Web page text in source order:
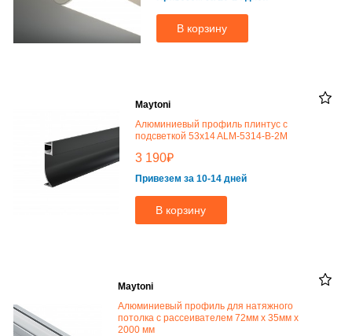
В корзину
Maytoni
Алюминиевый профиль плинтус с
подсветкой 53x14 ALM-5314-B-2M
3 190₽
Привезем за 10-14 дней
В корзину
Maytoni
Алюминиевый профиль для натяжного
потолка с рассеивателем 72мм x 35мм х
2000 мм